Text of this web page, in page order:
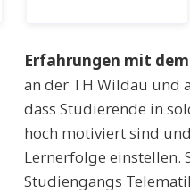
Erfahrungen mit
an der TH Wildau und
dass Studierende in
hoch motiviert sind
Lernerfolge einstellen.
Studiengangs